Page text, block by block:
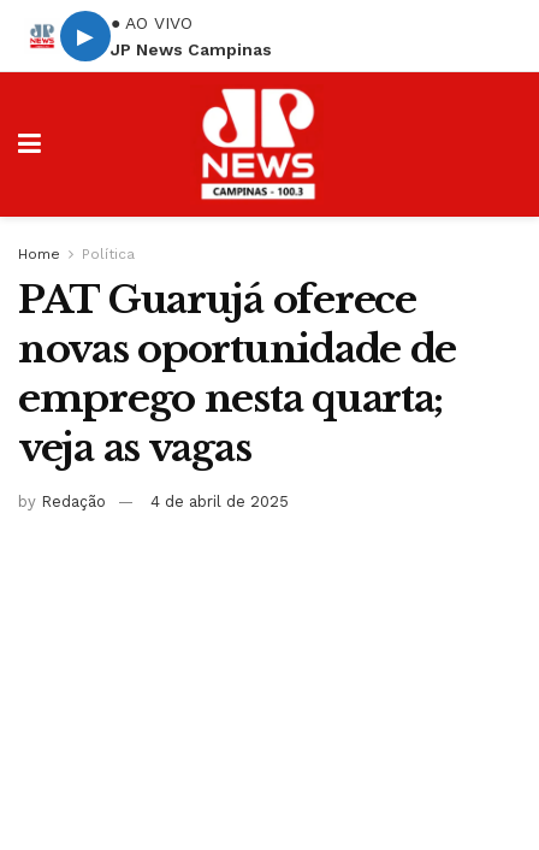
▶
● AO VIVO
JP News Campinas
Home Política
PAT Guarujá oferece
novas oportunidade de
emprego nesta quarta;
veja as vagas
by Redação 4 de abril de 2025